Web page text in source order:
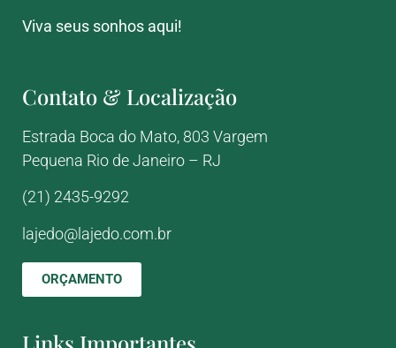
Viva seus sonhos aqui!
Contato & Localização
Estrada Boca do Mato, 803 Vargem
Pequena Rio de Janeiro – RJ
(21) 2435-9292
lajedo@lajedo.com.br
ORÇAMENTO